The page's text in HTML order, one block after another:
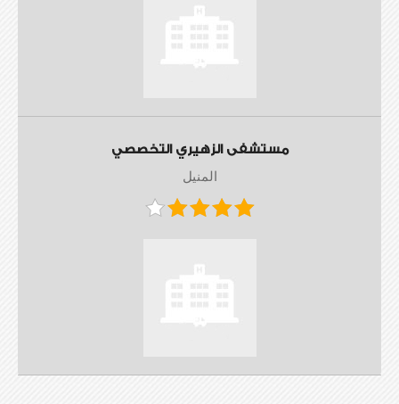
مستشفى الزهيري التخصصي
المنيل